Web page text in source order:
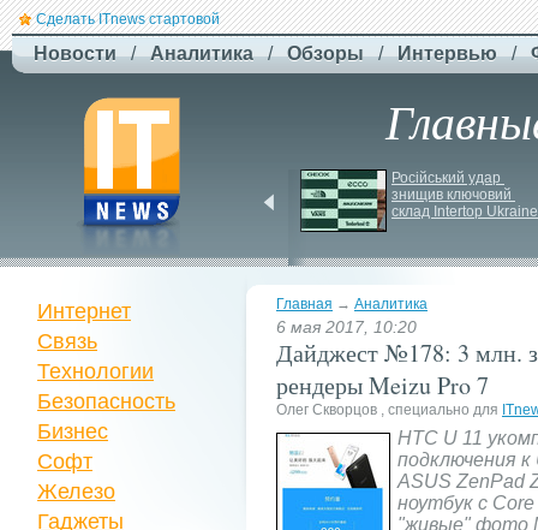
Сделать ITnews стартовой
Новости / Аналитика / Обзоры / Интервью /
плату за ручну поклажу
Російський удар
знищив ключовий
склад Intertop Ukraine
Главная → Аналитика
6 мая 2017, 10:20
Дайджест №178: 3 млн.
рендеры Meizu Pro 7
Олег Скворцов , специально для
HTC U 11
подключения
ASUS ZenPad
ноутбук с
"живые" фото
Интернет
Связь
Технологии
Безопасность
Бизнес
Софт
Железо
Гаджеты